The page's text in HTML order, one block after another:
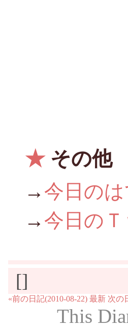
★その他
→ 今日の
→ 今日のＴ
[]
«前の日記(2010-08-22) 最新 次の
This